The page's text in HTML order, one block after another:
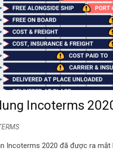
Incoterms
Incoterms 2020 đã được ra